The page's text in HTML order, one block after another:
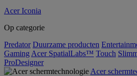
Acer Iconia
Op categorie
Predator Duurzame producten
Gaming Acer SpatialLabs™ Touch
ProDesigner
Acer